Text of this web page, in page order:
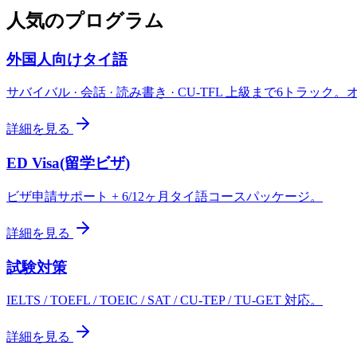
人気のプログラム
外国人向けタイ語
サバイバル · 会話 · 読み書き · CU-TFL 上級まで6トラック。
詳細を見る
ED Visa(留学ビザ)
ビザ申請サポート + 6/12ヶ月タイ語コースパッケージ。
詳細を見る
試験対策
IELTS / TOEFL / TOEIC / SAT / CU-TEP / TU-GET 対応。
詳細を見る